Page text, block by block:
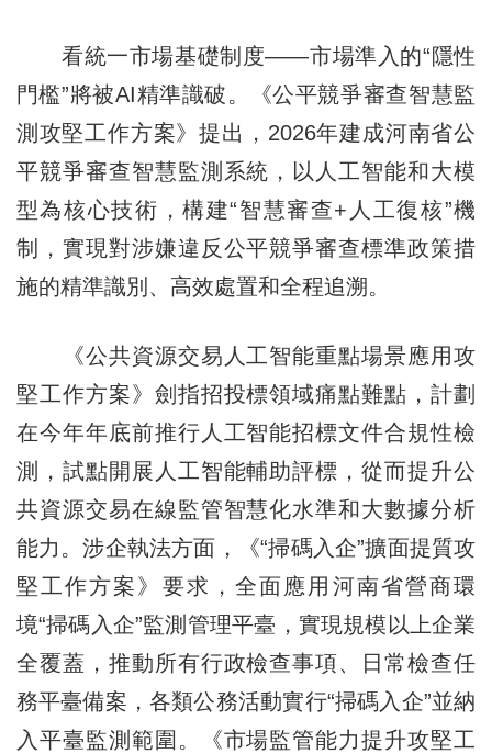
看統一市場基礎制度——市場準入的“隱性
門檻”將被AI精準識破。《公平競爭審查智慧監
測攻堅工作方案》提出，2026年建成河南省公
平競爭審查智慧監測系統，以人工智能和大模
型為核心技術，構建“智慧審查+人工復核”機
制，實現對涉嫌違反公平競爭審查標準政策措
施的精準識別、高效處置和全程追溯。
《公共資源交易人工智能重點場景應用攻
堅工作方案》劍指招投標領域痛點難點，計劃
在今年年底前推行人工智能招標文件合規性檢
測，試點開展人工智能輔助評標，從而提升公
共資源交易在線監管智慧化水準和大數據分析
能力。涉企執法方面，《“掃碼入企”擴面提質攻
堅工作方案》要求，全面應用河南省營商環
境“掃碼入企”監測管理平臺，實現規模以上企業
全覆蓋，推動所有行政檢查事項、日常檢查任
務平臺備案，各類公務活動實行“掃碼入企”並納
入平臺監測範圍。《市場監管能力提升攻堅工